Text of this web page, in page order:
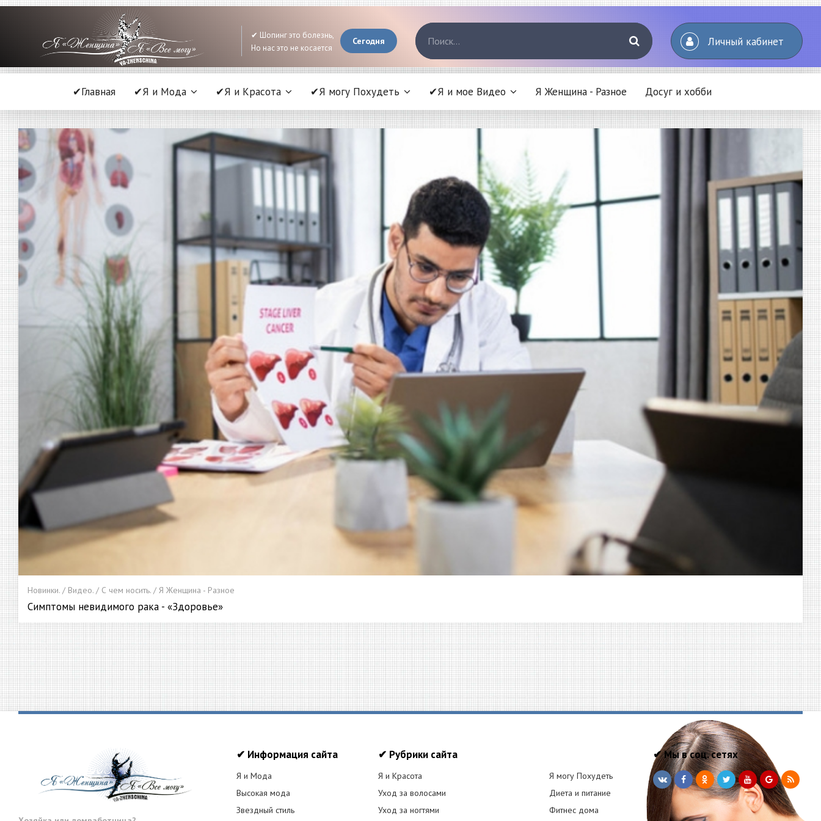
✔ Шопинг это болезнь,
Но нас это не косается
Сегодня Личный кабинет
✔Главная ✔Я и Мода ✔Я и Красота ✔Я могу Похудеть ✔Я и мое Видео Я Женщина - Разное Досуг и хобби
Новинки. / Видео. / С чем носить. / Я Женщина - Разное
Симптомы невидимого рака - «Здоровье»
✔ Информация сайта
Я и Мода
Высокая мода
Звездный стиль
✔ Рубрики сайта
Я и Красота
Уход за волосами
Уход за ногтями
Я могу Похудеть
Диета и питание
Фитнес дома
✔ Мы в соц. сетях